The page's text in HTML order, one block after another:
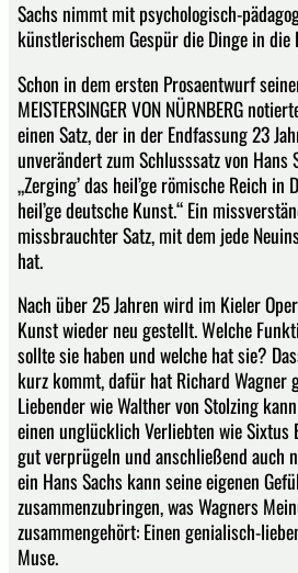
Sachs nimmt mit psychologisch-
künstlerischem Gespür die Dinge in die
Schon in dem ersten Prosaentwurf
MEISTERSINGER VON NÜRNBERG
einen Satz, der in der Endfassung 23
unverändert zum Schlusssatz von Hans
„Zerging’ das heil’ge römische Reich
heil’ge deutsche Kunst.“ Ein
missbrauchter Satz, mit dem jede
hat.
Nach über 25 Jahren wird im Kieler
Kunst wieder neu gestellt. Welche
sollte sie haben und welche hat sie?
kurz kommt, dafür hat Richard Wagner
Liebender wie Walther von Stolzing
einen unglücklich Verliebten wie Sixtus
gut verprügeln und anschließend auch
ein Hans Sachs kann seine eigenen
zusammenzubringen, was Wagners
zusammengehört: Einen genialisch-
Muse.